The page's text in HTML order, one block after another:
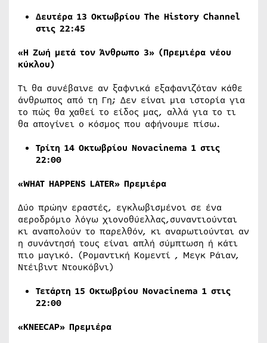
Δευτέρα 13 Οκτωβρίου The History Channel
στις 22:45
«Η Ζωή μετά τον Άνθρωπο 3» (Πρεμιέρα νέου
κύκλου)
Τι θα συνέβαινε αν ξαφνικά εξαφανιζόταν κάθε
άνθρωπος από τη Γη; Δεν είναι μια ιστορία για
το πώς θα χαθεί το είδος μας, αλλά για το τι
θα απογίνει ο κόσμος που αφήνουμε πίσω.
Τρίτη 14 Οκτωβρίου Νovacinema 1 στις
22:00
«WHAT HAPPENS LATER» Πρεμιέρα
Δύο πρώην εραστές, εγκλωβισμένοι σε ένα
αεροδρόμιο λόγω χιονοθύελλας,συναντιούνται
κι αναπολούν το παρελθόν, κι αναρωτιούνται αν
η συνάντησή τους είναι απλή σύμπτωση ή κάτι
πιο μαγικό. (Ρομαντική Κομεντί , Μεγκ Ράιαν,
Ντέιβιντ Ντουκόβνι)
Τετάρτη 15 Οκτωβρίου Νovacinema 1 στις
22:00
«KNEECAP» Πρεμιέρα